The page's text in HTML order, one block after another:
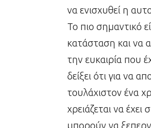
να ενισχυθεί η
Το πιο σημαντικό
κατάσταση και να
την ευκαιρία που
δείξει ότι για να
τουλάχιστον ένα
χρειάζεται να
μπορούν να